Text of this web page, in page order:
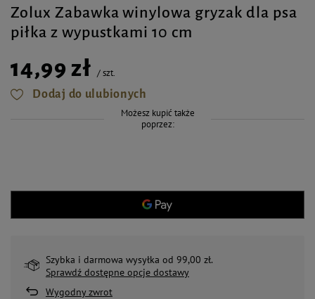
Zolux Zabawka winylowa gryzak dla psa
piłka z wypustkami 10 cm
14,99 zł /szt.
Dodaj do ulubionych
Możesz kupić także
poprzez:
Szybka i darmowa wysyłka od 99,00 zł.
Sprawdź dostępne opcje dostawy
Wygodny zwrot